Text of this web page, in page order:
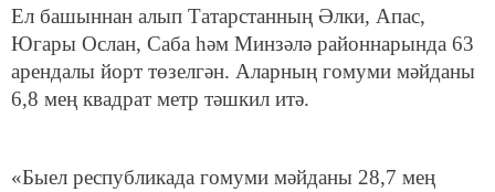
Ел башыннан алып Татарстанның Әлки, Апас,
Югары Ослан, Саба һәм Минзәлә районнарында 63
арендалы йорт төзелгән. Аларның гомуми мәйданы
6,8 мең квадрат метр тәшкил итә.
«Быел республикада гомуми мәйданы 28,7 мең